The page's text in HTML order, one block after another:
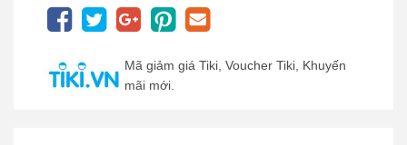
Mã giảm giá Tiki, Voucher Tiki, Khuyến
mãi mới.